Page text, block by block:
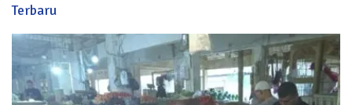
Terbaru